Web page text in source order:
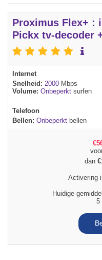
Proximus Flex+ :
Pickx tv-decoder
Internet
Snelheid: 2000 Mbps
Volume: Onbeperkt surfen
Telefoon
Bellen: Onbeperkt bellen
€
dan €
Activering
Huidige
5